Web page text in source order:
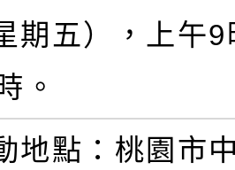
期五），上午
。
地點：桃園市